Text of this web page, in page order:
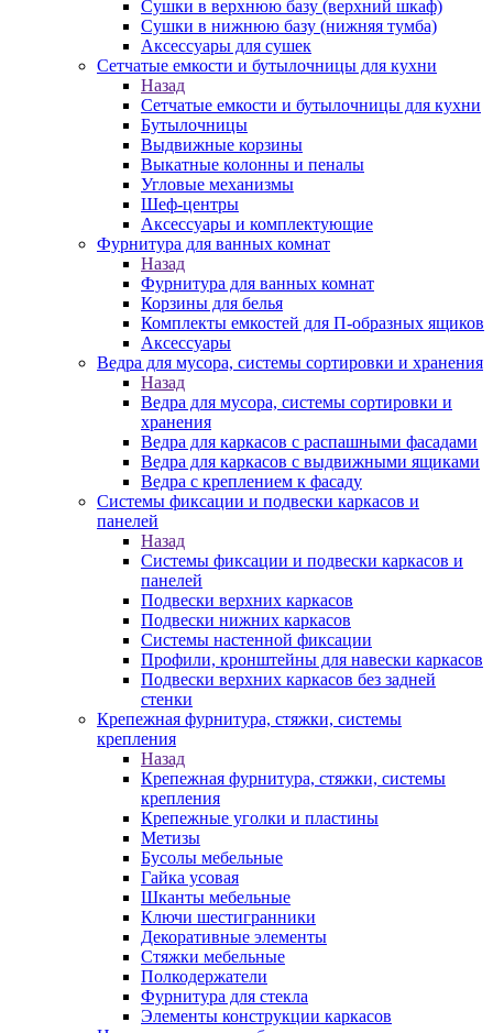
Сушки в верхнюю базу (верхний шкаф)
Сушки в нижнюю базу (нижняя тумба)
Аксессуары для сушек
Сетчатые емкости и бутылочницы для кухни
Назад
Сетчатые емкости и бутылочницы для кухни
Бутылочницы
Выдвижные корзины
Выкатные колонны и пеналы
Угловые механизмы
Шеф-центры
Аксессуары и комплектующие
Фурнитура для ванных комнат
Назад
Фурнитура для ванных комнат
Корзины для белья
Комплекты емкостей для П-образных ящиков
Аксессуары
Ведра для мусора, системы сортировки и хранения
Назад
Ведра для мусора, системы сортировки и
хранения
Ведра для каркасов с распашными фасадами
Ведра для каркасов с выдвижными ящиками
Ведра с креплением к фасаду
Системы фиксации и подвески каркасов и
панелей
Назад
Системы фиксации и подвески каркасов и
панелей
Подвески верхних каркасов
Подвески нижних каркасов
Системы настенной фиксации
Профили, кронштейны для навески каркасов
Подвески верхних каркасов без задней
стенки
Крепежная фурнитура, стяжки, системы
крепления
Назад
Крепежная фурнитура, стяжки, системы
крепления
Крепежные уголки и пластины
Метизы
Бусолы мебельные
Гайка усовая
Шканты мебельные
Ключи шестигранники
Декоративные элементы
Стяжки мебельные
Полкодержатели
Фурнитура для стекла
Элементы конструкции каркасов